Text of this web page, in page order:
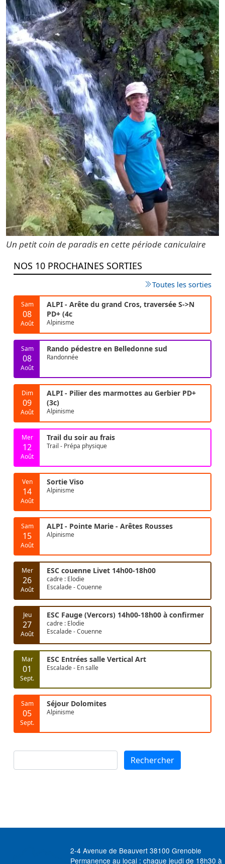
Un petit coin de paradis en cette période caniculaire
NOS 10 PROCHAINES SORTIES
Toutes les sorties
Sam
08
Août
ALPI - Arête du grand Cros, traversée S->N
PD+ (4c
Alpinisme
Sam
08
Août
Rando pédestre en Belledonne sud
Randonnée
Dim
09
Août
ALPI - Pilier des marmottes au Gerbier PD+
(3c)
Alpinisme
Mer
12
Août
Trail du soir au frais
Trail - Prépa physique
Ven
14
Août
Sortie Viso
Alpinisme
Sam
15
Août
ALPI - Pointe Marie - Arêtes Rousses
Alpinisme
Mer
26
Août
ESC couenne Livet 14h00-18h00
cadre : Elodie
Escalade - Couenne
Jeu
27
Août
ESC Fauge (Vercors) 14h00-18h00 à confirmer
cadre : Elodie
Escalade - Couenne
Mar
01
Sept.
ESC Entrées salle Vertical Art
Escalade - En salle
Sam
05
Sept.
Séjour Dolomites
Alpinisme
Rechercher Rechercher
2-4 Avenue de Beauvert 38100 Grenoble
Permanence au local : chaque jeudi de 18h30 à